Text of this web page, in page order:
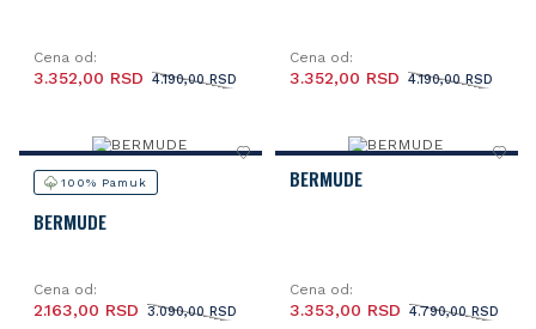
Cena od:
4.190,00 RSD
3.352,00 RSD
Cena od:
4.190,00 RSD
3.352,00 RSD
100% Pamuk
BERMUDE
Cena od:
3.090,00 RSD
2.163,00 RSD
BERMUDE
Cena od:
4.790,00 RSD
3.353,00 RSD